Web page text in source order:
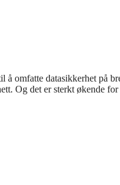
å omfatte datasikkerhet på
Og det er sterkt økende for